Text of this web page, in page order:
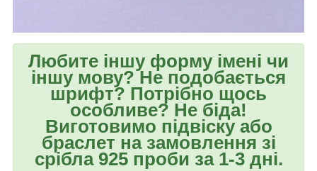
Любите іншу форму імені чи
іншу мову? Не подобається
шрифт? Потрібно щось
особливе? Не біда!
Виготовимо підвіску або
браслет на замовлення зі
срібла 925 проби за 1-3 дні.